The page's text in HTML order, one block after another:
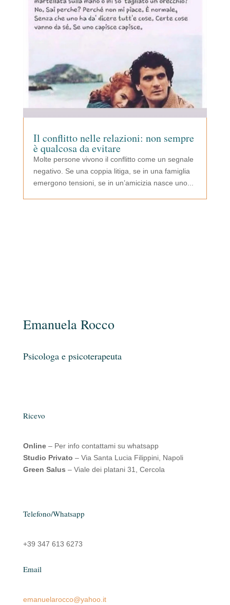
Il conflitto nelle relazioni: non sempre
è qualcosa da evitare
Molte persone vivono il conflitto come un segnale
negativo. Se una coppia litiga, se in una famiglia
emergono tensioni, se in un’amicizia nasce uno...
Emanuela Rocco
Psicologa e psicoterapeuta
Ricevo
Online– Per info contattami su whatsapp
Studio Privato – Via Santa Lucia Filippini, Napoli
Green Salus – Viale dei platani 31, Cercola
Telefono/Whatsapp
+39 347 613 6273
Email
emanuelarocco@yahoo.it